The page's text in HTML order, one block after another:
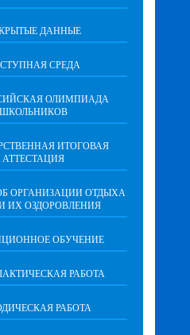
ДАННЫЕ
СРЕДА
ОЛИМПИАДА
ШКОЛЬНИКОВ
ИТОГОВАЯ
АТТЕСТАЦИЯ
ОРГАНИЗАЦИИ ОТДЫХА
ИХ ОЗДОРОВЛЕНИЯ
ОБУЧЕНИЕ
РАБОТА
РАБОТА